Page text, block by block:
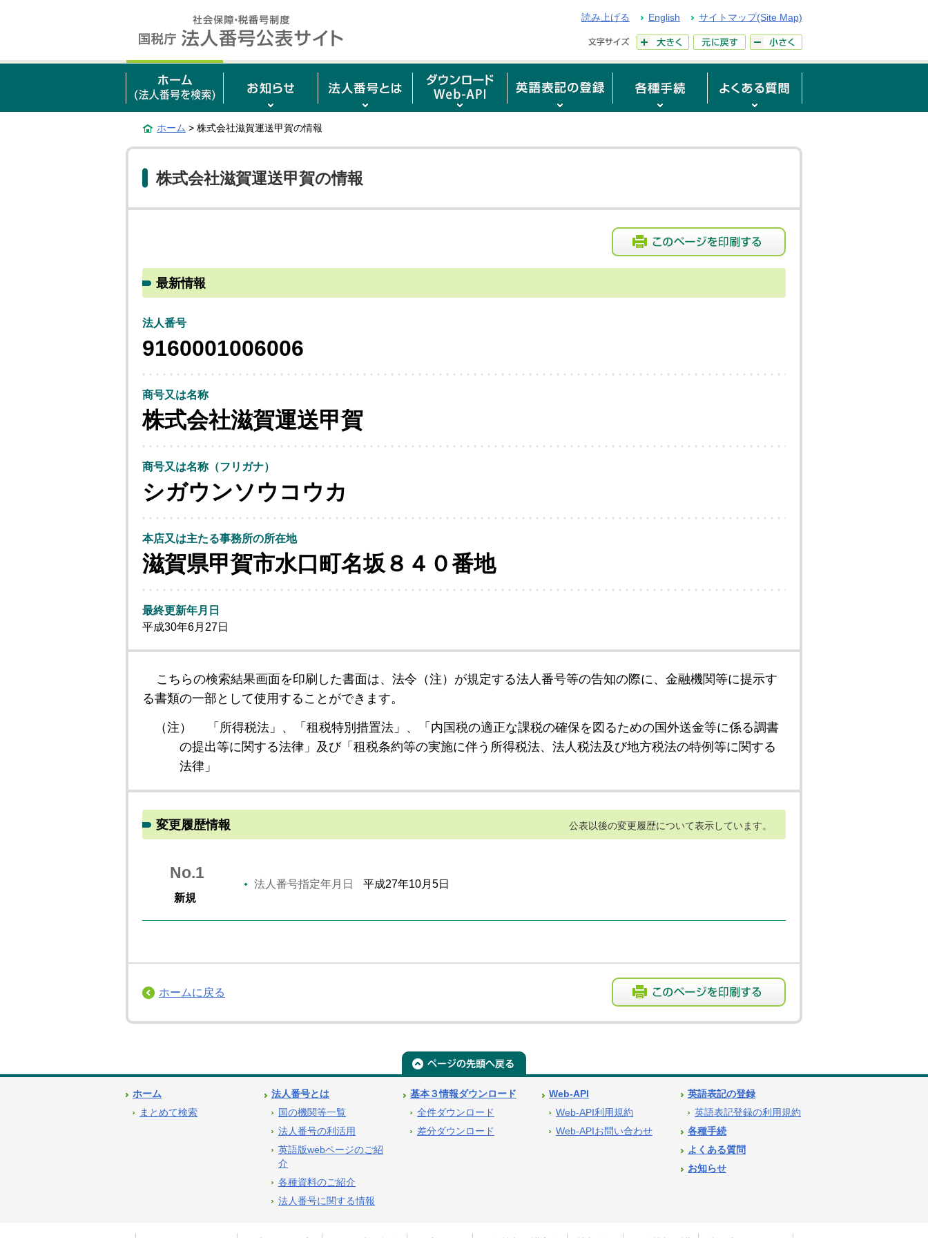
読み上げる English サイトマップ(Site Map)
ホーム > 株式会社滋賀運送甲賀の情報
株式会社滋賀運送甲賀の情報
最新情報
法人番号
9160001006006
商号又は名称
株式会社滋賀運送甲賀
商号又は名称（フリガナ）
シガウンソウコウカ
本店又は主たる事務所の所在地
滋賀県甲賀市水口町名坂８４０番地
最終更新年月日
平成30年6月27日
こちらの検索結果画面を印刷した書面は、法令（注）が規定する法人番号等の告知の際に、金融機関等に提示す
る書類の一部として使用することができます。
（注）
「所得税法」、「租税特別措置法」、「内国税の適正な課税の確保を図るための国外送金等に係る調書
の提出等に関する法律」及び「租税条約等の実施に伴う所得税法、法人税法及び地方税法の特例等に関する
法律」
変更履歴情報 公表以後の変更履歴について表示しています。
No.1
新規
法人番号指定年月日 平成27年10月5日
ホームに戻る
ホーム
まとめて検索
法人番号とは
国の機関等一覧
法人番号の利活用
英語版webページのご紹
介
各種資料のご紹介
法人番号に関する情報
基本３情報ダウンロード
全件ダウンロード
差分ダウンロード
Web-API
Web-API利用規約
Web-APIお問い合わせ
英語表記の登録
英語表記登録の利用規約
各種手続
よくある質問
お知らせ